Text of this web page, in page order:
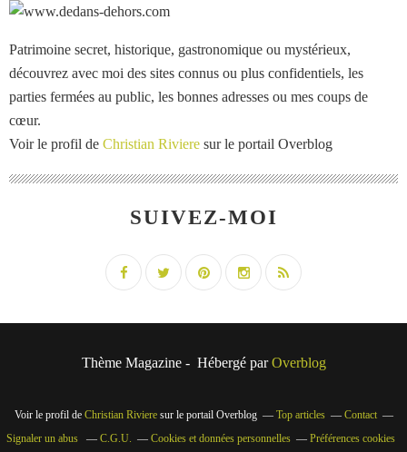
Patrimoine secret, historique, gastronomique ou mystérieux,
découvrez avec moi des sites connus ou plus confidentiels, les
parties fermées au public, les bonnes adresses ou mes coups de
cœur.
Voir le profil de Christian Riviere sur le portail Overblog
SUIVEZ-MOI
Thème Magazine - Hébergé parOverblog
Voir le profil de Christian Rivieresur le portail Overblog Top articles
Contact
Signaler un abus
C.G.U. Cookies et données personnelles Préférences cookies